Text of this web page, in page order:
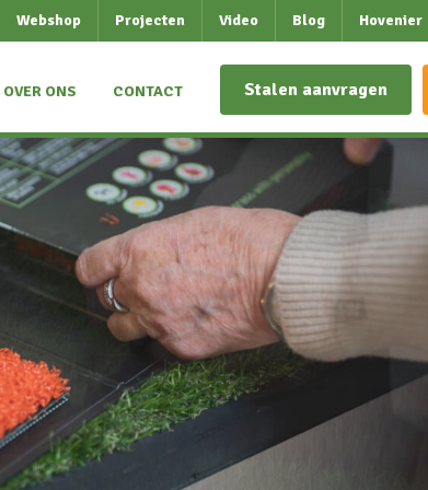
Webshop Projecten Video Blog Hovenier
OVER ONS CONTACT Stalen aanvragen